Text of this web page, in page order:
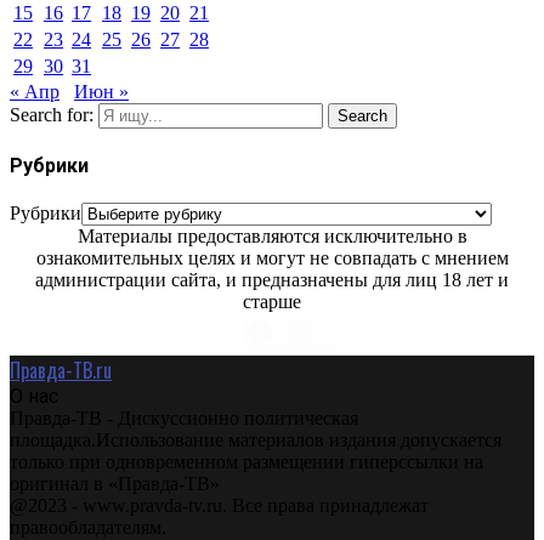
15 16 17 18 19 20 21
22
23 24 25 26 27 28
29 30 31
« Апр
Июн »
Search for:
Search
Рубрики
Рубрики
Материалы предоставляются исключительно в
ознакомительных целях и могут не совпадать с мнением
администрации сайта, и предназначены для лиц 18 лет и
старше
Правда-ТВ.ru
О нас
Правда-ТВ - Дискуссионно политическая
площадка.Использование материалов издания допускается
только при одновременном размещении гиперссылки на
оригинал в «Правда-ТВ»
@2023 - www.pravda-tv.ru. Все права принадлежат
правообладателям.